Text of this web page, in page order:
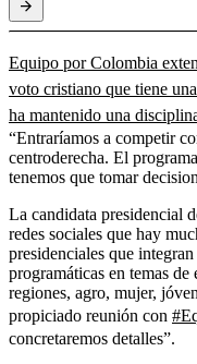
Equipo por Colombia
voto cristiano que tiene
ha mantenido una
“Entraríamos a competir
centroderecha. El
tenemos que tomar
La candidata presidencial
redes sociales que hay
presidenciales que
programáticas en temas
regiones, agro, mujer,
propiciado reunión con
concretaremos detalles”.